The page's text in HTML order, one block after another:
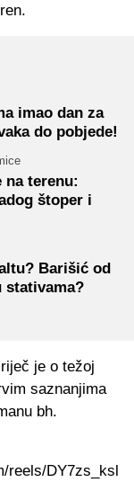
imao dan za
do pobjede!
na terenu:
štoper i
Barišić od
stativama?
je o težoj
saznanjima
bh.
reels/DY7zs_ksl